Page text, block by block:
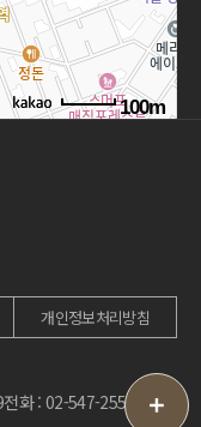
100m
개인정보처리방침
전화 : 02-547-2555